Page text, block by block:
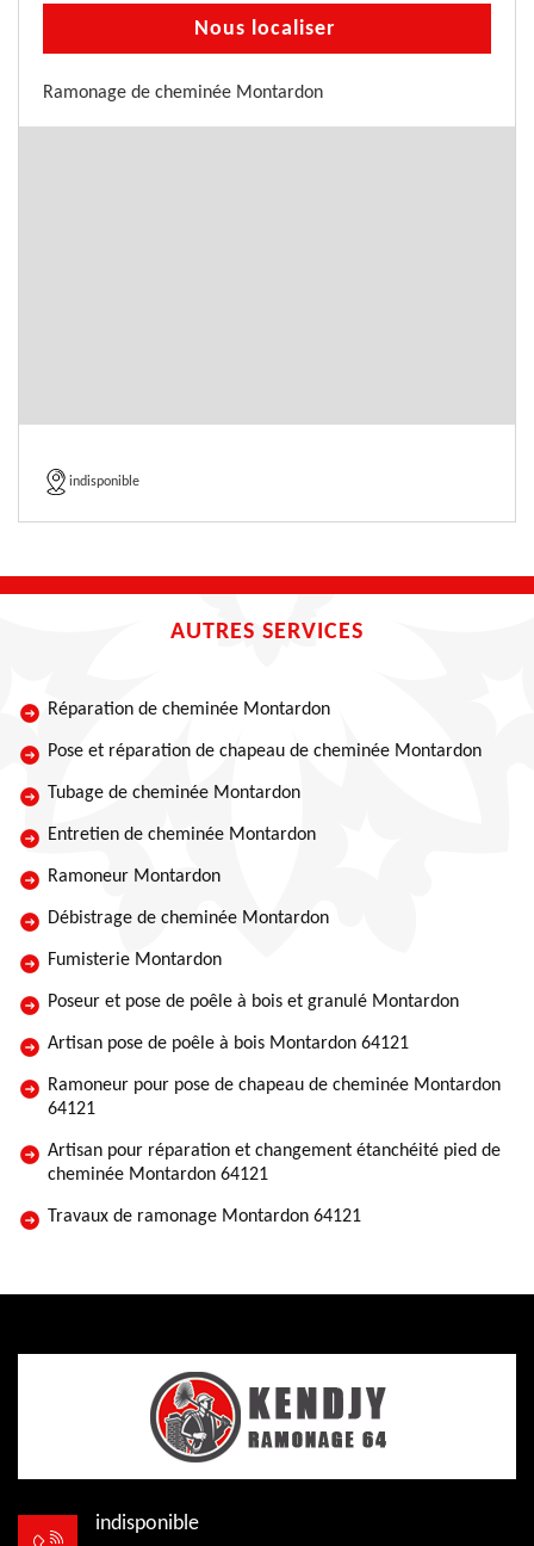
Nous localiser
Ramonage de cheminée Montardon
indisponible
AUTRES SERVICES
Réparation de cheminée Montardon
Pose et réparation de chapeau de cheminée Montardon
Tubage de cheminée Montardon
Entretien de cheminée Montardon
Ramoneur Montardon
Débistrage de cheminée Montardon
Fumisterie Montardon
Poseur et pose de poêle à bois et granulé Montardon
Artisan pose de poêle à bois Montardon 64121
Ramoneur pour pose de chapeau de cheminée Montardon
64121
Artisan pour réparation et changement étanchéité pied de
cheminée Montardon 64121
Travaux de ramonage Montardon 64121
indisponible